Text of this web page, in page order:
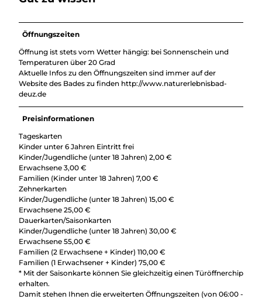
Öffnungszeiten
Öffnung ist stets vom Wetter hängig: bei Sonnenschein und
Temperaturen über 20 Grad
Aktuelle Infos zu den Öffnungszeiten sind immer auf der
Website des Bades zu finden http://www.naturerlebnisbad-
deuz.de
Preisinformationen
Tageskarten
Kinder unter 6 Jahren Eintritt frei
Kinder/Jugendliche (unter 18 Jahren) 2,00 €
Erwachsene 3,00 €
Familien (Kinder unter 18 Jahren) 7,00 €
Zehnerkarten
Kinder/Jugendliche (unter 18 Jahren) 15,00 €
Erwachsene 25,00 €
Dauerkarten/Saisonkarten
Kinder/Jugendliche (unter 18 Jahren) 30,00 €
Erwachsene 55,00 €
Familien (2 Erwachsene + Kinder) 110,00 €
Familien (1 Erwachsener + Kinder) 75,00 €
* Mit der Saisonkarte können Sie gleichzeitig einen Türöffnerchip
erhalten.
Damit stehen Ihnen die erweiterten Öffnungszeiten (von 06:00 -